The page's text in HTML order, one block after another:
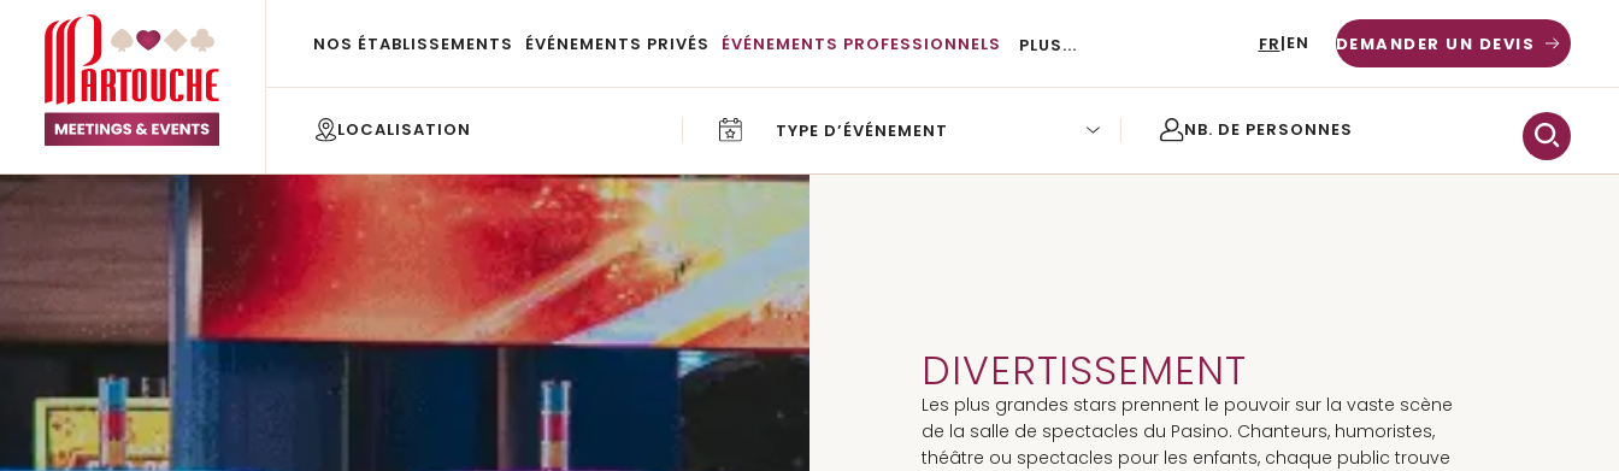
NOS ÉTABLISSEMENTS ÉVÉNEMENTS PRIVÉS ÉVÉNEMENTS PROFESSIONNELS PLUS...
CARRIÈRES
FR|EN DEMANDER UN DEVIS
TYPE D’ÉVÉNEMENT
DIVERTISSEMENT
Les plus grandes stars prennent le pouvoir sur la vaste scène
de la salle de spectacles du Pasino. Chanteurs, humoristes,
théâtre ou spectacles pour les enfants, chaque public trouve